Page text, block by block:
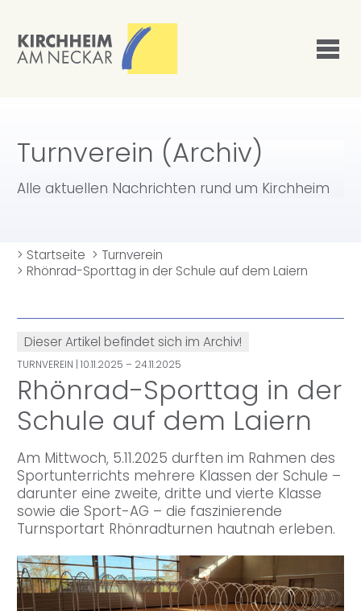
Turnverein (Archiv)
Alle aktuellen Nachrichten rund um Kirchheim
> Startseite > Turnverein
> Rhönrad-Sporttag in der Schule auf dem Laiern
Dieser Artikel befindet sich im Archiv!
TURNVEREIN | 10.11.2025 – 24.11.2025
Rhönrad-Sporttag in der
Schule auf dem Laiern
Am Mittwoch, 5.11.2025 durften im Rahmen des
Sportunterrichts mehrere Klassen der Schule –
darunter eine zweite, dritte und vierte Klasse
sowie die Sport-AG – die faszinierende
Turnsportart Rhönradturnen hautnah erleben.